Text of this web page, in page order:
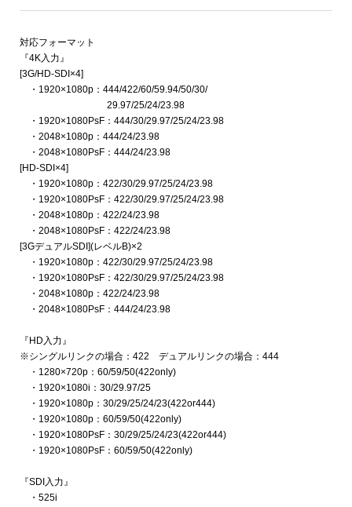
対応フォーマット
『4K入力』
[3G/HD-SDI×4]
・1920×1080p：444/422/60/59.94/50/30/
29.97/25/24/23.98
・1920×1080PsF：444/30/29.97/25/24/23.98
・2048×1080p：444/24/23.98
・2048×1080PsF：444/24/23.98
[HD-SDI×4]
・1920×1080p：422/30/29.97/25/24/23.98
・1920×1080PsF：422/30/29.97/25/24/23.98
・2048×1080p：422/24/23.98
・2048×1080PsF：422/24/23.98
[3GデュアルSDI](レベルB)×2
・1920×1080p：422/30/29.97/25/24/23.98
・1920×1080PsF：422/30/29.97/25/24/23.98
・2048×1080p：422/24/23.98
・2048×1080PsF：444/24/23.98
『HD入力』
※シングルリンクの場合：422 デュアルリンクの場合：444
・1280×720p：60/59/50(422only)
・1920×1080i：30/29.97/25
・1920×1080p：30/29/25/24/23(422or444)
・1920×1080p：60/59/50(422only)
・1920×1080PsF：30/29/25/24/23(422or444)
・1920×1080PsF：60/59/50(422only)
『SDI入力』
・525i